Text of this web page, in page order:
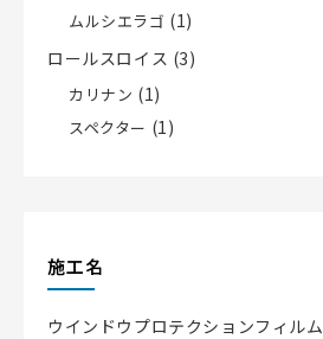
ムルシエラゴ (1)
ロールスロイス (3)
カリナン (1)
スペクター (1)
施工名
ウインドウプロテクションフィルム